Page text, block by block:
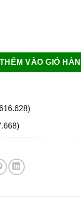
dưỡng tribat số lượng
THÊM VÀO GIỎ